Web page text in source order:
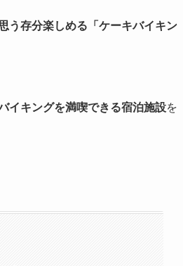
う存分楽しめる「ケーキバイキン
イキングを満喫できる宿泊施設を